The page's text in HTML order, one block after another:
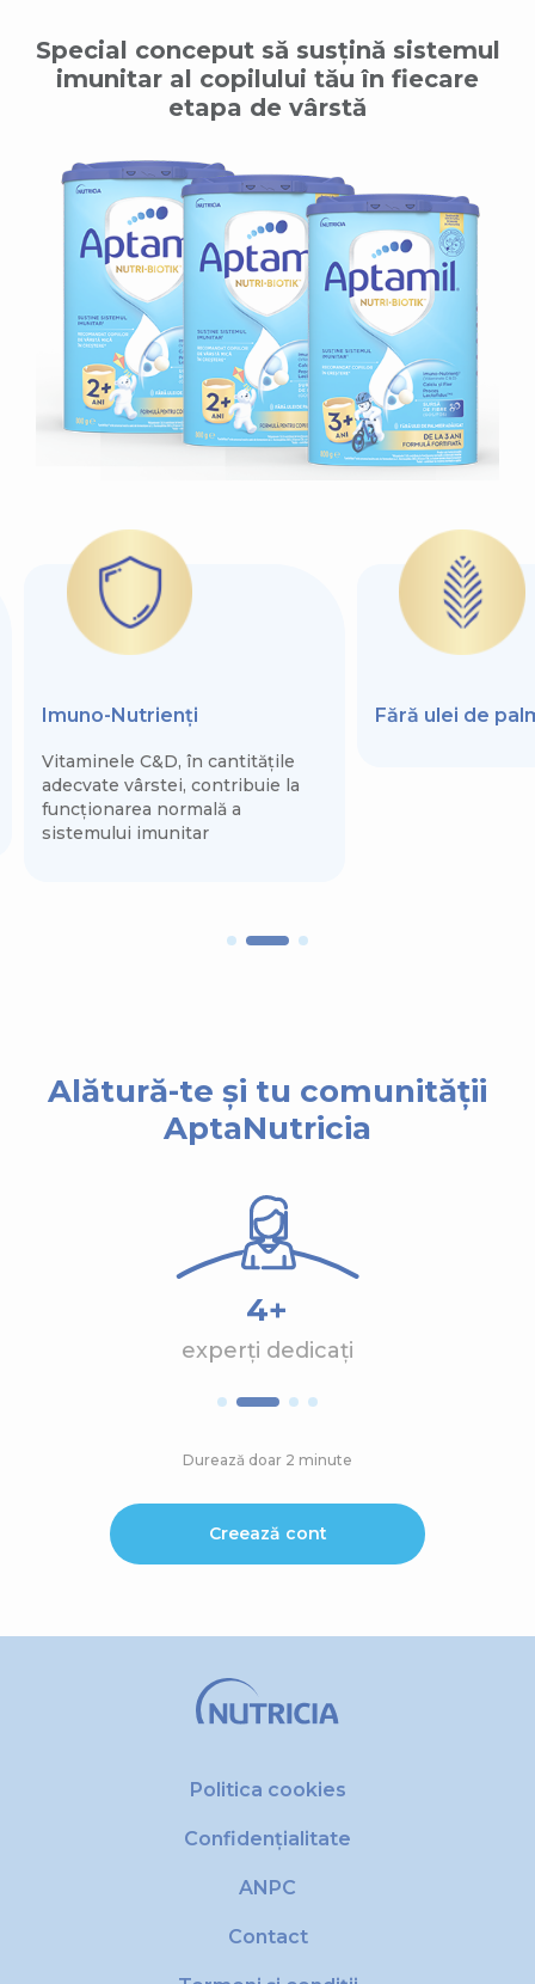
Special conceput să susțină sistemul
imunitar al copilului tău în fiecare
etapa de vârstă
Imuno-Nutrienți
Vitaminele C&D, în cantitățile
adecvate vârstei, contribuie la
funcționarea normală a
sistemului imunitar
Fără ulei de
Alătură-te și tu comunității
AptaNutricia
4+
experți dedicați
Durează doar 2 minute
Creează cont
Politica cookies
Confidențialitate
ANPC
Contact